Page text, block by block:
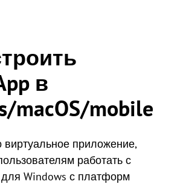
в
macOS/mobile
виртуальное приложение,
работать с
Windows с платформ